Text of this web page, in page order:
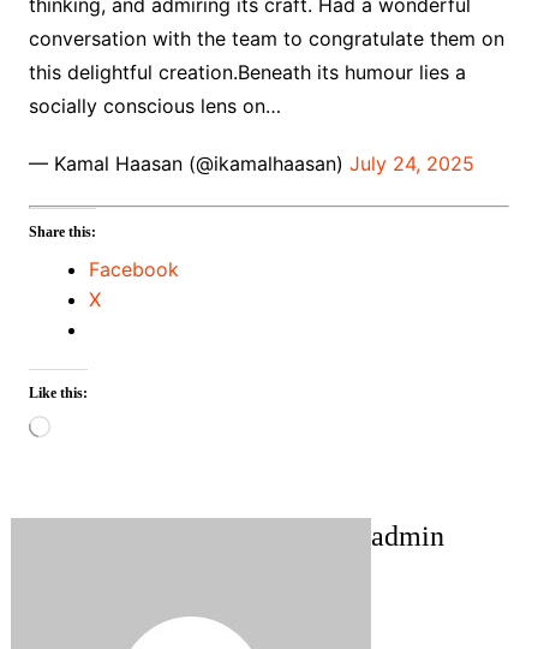
thinking, and admiring its craft. Had a wonderful
conversation with the team to congratulate them on
this delightful creation.Beneath its humour lies a
socially conscious lens on…
— Kamal Haasan (@ikamalhaasan) July 24, 2025
Share this:
Facebook
X
Like this:
Loading…
admin